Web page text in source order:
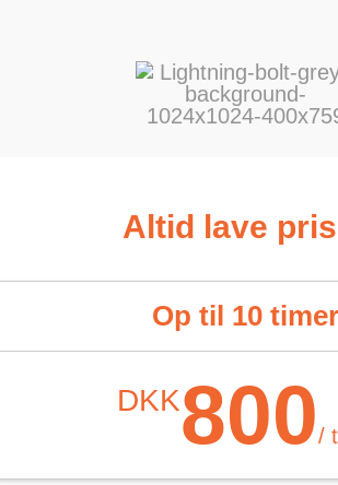
Altid lave
Op til 10 timer
DKK800/